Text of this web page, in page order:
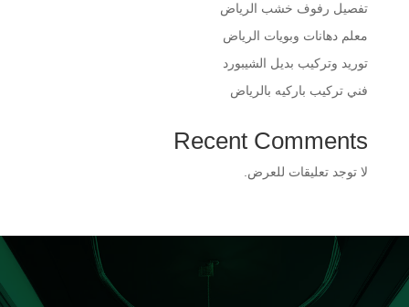
​تفصيل رفوف خشب الرياض
​معلم دهانات وبويات الرياض
​توريد وتركيب بديل الشيبورد
فني تركيب باركيه بالرياض
Recent Comments
لا توجد تعليقات للعرض.